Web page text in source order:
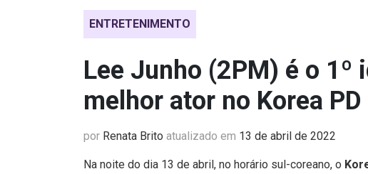
ENTRETENIMENTO
Lee Junho (2PM) é o
melhor ator no Korea
por Renata Brito atualizado em 13 de abril de 2022
Na noite do dia 13 de abril, no horário sul-coreano, o